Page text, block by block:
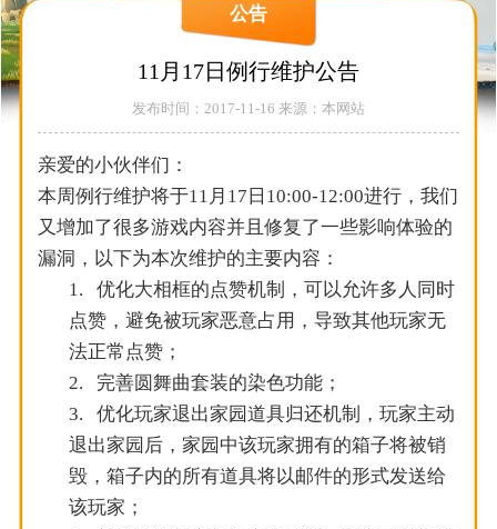
公告
11月17日例行维护公告
发布时间：2017-11-16 来源：本网站
亲爱的小伙伴们：
本周例行维护将于11月17日10:00-12:00进行，我们
又增加了很多游戏内容并且修复了一些影响体验的
漏洞，以下为本次维护的主要内容：
1.
优化大相框的点赞机制，可以允许多人同时
点赞，避免被玩家恶意占用，导致其他玩家无
法正常点赞；
2.
完善圆舞曲套装的染色功能；
3.
优化玩家退出家园道具归还机制，玩家主动
退出家园后，家园中该玩家拥有的箱子将被销
毁，箱子内的所有道具将以邮件的形式发送给
该玩家；